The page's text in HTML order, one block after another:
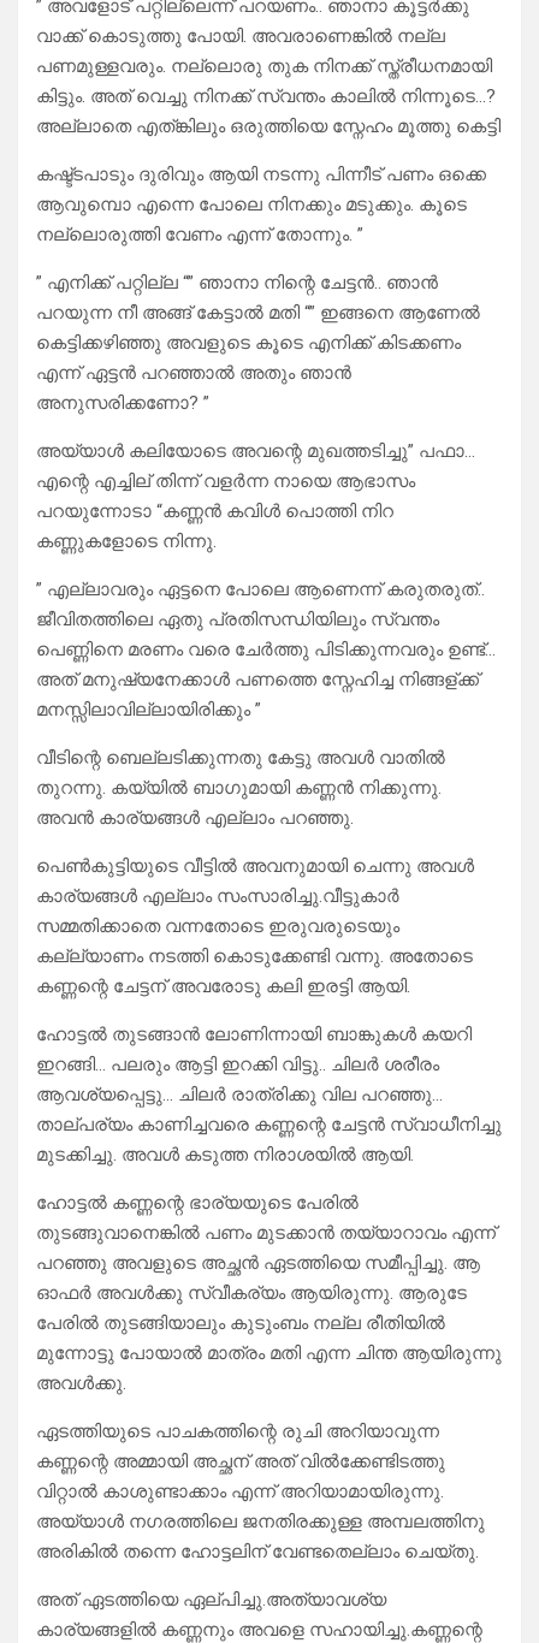
” അവളോട് പറ്റില്ലെന്ന് പറയണം.. ഞാനാ കൂട്ടർക്കു
വാക്ക് കൊടുത്തു പോയി. അവരാണെങ്കിൽ നല്ല
പണമുള്ളവരും. നല്ലൊരു തുക നിനക്ക് സ്ത്രീധനമായി
കിട്ടും. അത് വെച്ചു നിനക്ക് സ്വന്തം കാലിൽ നിന്നൂടെ…?
അല്ലാതെ എത്ങ്കിലും ഒരുത്തിയെ സ്നേഹം മൂത്തു കെട്ടി
കഷ്ട്ടപാടും ദുരിവും ആയി നടന്നു പിന്നീട് പണം ഒക്കെ
ആവുമ്പൊ എന്നെ പോലെ നിനക്കും മടുക്കും. കൂടെ
നല്ലൊരുത്തി വേണം എന്ന് തോന്നും. ”
” എനിക്ക് പറ്റില്ല “” ഞാനാ നിന്റെ ചേട്ടൻ.. ഞാൻ
പറയുന്ന നീ അങ്ങ് കേട്ടാൽ മതി “” ഇങ്ങനെ ആണേൽ
കെട്ടിക്കഴിഞ്ഞു അവളുടെ കൂടെ എനിക്ക് കിടക്കണം
എന്ന് ഏട്ടൻ പറഞ്ഞാൽ അതും ഞാൻ
അനുസരിക്കണോ? ”
അയ്യാൾ കലിയോടെ അവന്റെ മുഖത്തടിച്ചു” പഫാ…
എന്റെ എച്ചില് തിന്ന് വളർന്ന നായെ ആഭാസം
പറയുന്നോടാ “കണ്ണൻ കവിൾ പൊത്തി നിറ
കണ്ണുകളോടെ നിന്നു.
” എല്ലാവരും ഏട്ടനെ പോലെ ആണെന്ന് കരുതരുത്..
ജീവിതത്തിലെ ഏതു പ്രതിസന്ധിയിലും സ്വന്തം
പെണ്ണിനെ മരണം വരെ ചേർത്തു പിടിക്കുന്നവരും ഉണ്ട്…
അത് മനുഷ്യനേക്കാൾ പണത്തെ സ്നേഹിച്ച നിങ്ങള്ക്ക്
മനസ്സിലാവില്ലായിരിക്കും ”
വീടിന്റെ ബെല്ലടിക്കുന്നതു കേട്ടു അവൾ വാതിൽ
തുറന്നു. കയ്യിൽ ബാഗുമായി കണ്ണൻ നിക്കുന്നു.
അവൻ കാര്യങ്ങൾ എല്ലാം പറഞ്ഞു.
പെൺകുട്ടിയുടെ വീട്ടിൽ അവനുമായി ചെന്നു അവൾ
കാര്യങ്ങൾ എല്ലാം സംസാരിച്ചു.വീട്ടുകാർ
സമ്മതിക്കാതെ വന്നതോടെ ഇരുവരുടെയും
കല്ല്യാണം നടത്തി കൊടുക്കേണ്ടി വന്നു. അതോടെ
കണ്ണന്റെ ചേട്ടന് അവരോടു കലി ഇരട്ടി ആയി.
ഹോട്ടൽ തുടങ്ങാൻ ലോണിന്നായി ബാങ്കുകൾ കയറി
ഇറങ്ങി… പലരും ആട്ടി ഇറക്കി വിട്ടു.. ചിലർ ശരീരം
ആവശ്യപ്പെട്ടു… ചിലർ രാത്രിക്കു വില പറഞ്ഞു…
താല്പര്യം കാണിച്ചവരെ കണ്ണന്റെ ചേട്ടൻ സ്വാധീനിച്ചു
മുടക്കിച്ചു. അവൾ കടുത്ത നിരാശയിൽ ആയി.
ഹോട്ടൽ കണ്ണന്റെ ഭാര്യയുടെ പേരിൽ
തുടങ്ങുവാനെങ്കിൽ പണം മുടക്കാൻ തയ്യാറാവം എന്ന്
പറഞ്ഞു അവളുടെ അച്ഛൻ ഏടത്തിയെ സമീപ്പിച്ചു. ആ
ഓഫർ അവൾക്കു സ്വീകര്യം ആയിരുന്നു. ആരുടേ
പേരിൽ തുടങ്ങിയാലും കുടുംബം നല്ല രീതിയിൽ
മുന്നോട്ടു പോയാൽ മാത്രം മതി എന്ന ചിന്ത ആയിരുന്നു
അവൾക്കു.
ഏടത്തിയുടെ പാചകത്തിന്റെ രുചി അറിയാവുന്ന
കണ്ണന്റെ അമ്മായി അച്ഛന് അത് വിൽക്കേണ്ടിടത്തു
വിറ്റാൽ കാശുണ്ടാക്കാം എന്ന് അറിയാമായിരുന്നു.
അയ്യാൾ നഗരത്തിലെ ജനതിരക്കുള്ള അമ്പലത്തിനു
അരികിൽ തന്നെ ഹോട്ടലിന് വേണ്ടതെല്ലാം ചെയ്തു.
അത് ഏടത്തിയെ ഏല്പിച്ചു.അത്യാവശ്യ
കാര്യങ്ങളിൽ കണ്ണനും അവളെ സഹായിച്ചു.കണ്ണന്റെ